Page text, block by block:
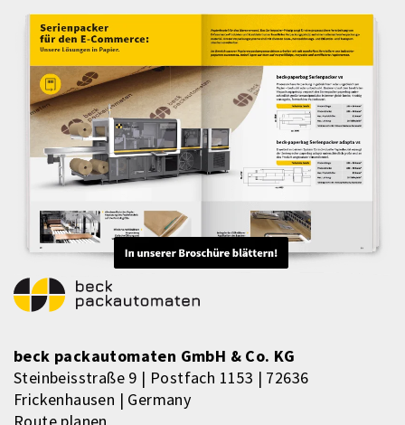
beck packautomaten GmbH & Co. KG
Steinbeisstraße 9 | Postfach 1153 | 72636
Frickenhausen | Germany
Route planen